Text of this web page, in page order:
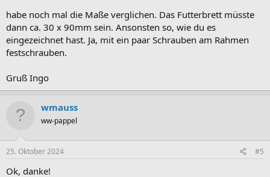
habe noch mal die Maße verglichen. Das Futterbrett müsste
dann ca. 30 x 90mm sein. Ansonsten so, wie du es
eingezeichnet hast. Ja, mit ein paar Schrauben am Rahmen
festschrauben.
Gruß Ingo
wmauss
ww-pappel
25. Oktober 2024 #5
Ok, danke!